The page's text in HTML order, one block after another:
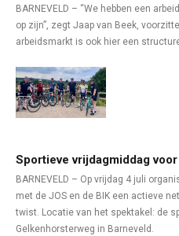
BARNEVELD – “We hebben een
op zijn”, zegt Jaap van Beek,
arbeidsmarkt is ook hier een
Sportieve vrijdagmiddag
BARNEVELD – Op vrijdag 4 juli
met de JOS en de BIK een actieve
twist. Locatie van het spektakel: de
Gelkenhorsterweg in Barneveld.